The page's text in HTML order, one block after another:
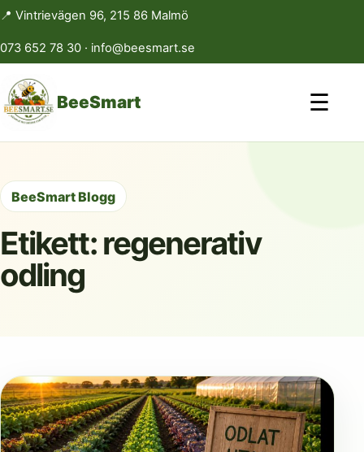
📍 Vintrievägen 96, 215 86 Malmö
073 652 78 30 · info@beesmart.se
BeeSmart ☰
BeeSmart Blogg
Etikett:regenerativ
odling